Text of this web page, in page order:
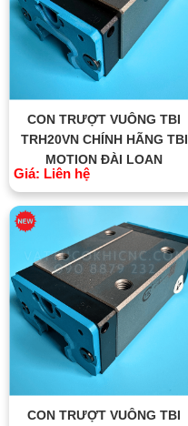
CON TRƯỢT VUÔNG TBI
TRH20VN CHÍNH HÃNG TBI
MOTION ĐÀI LOAN
Giá: Liên hệ
CON TRƯỢT VUÔNG TBI